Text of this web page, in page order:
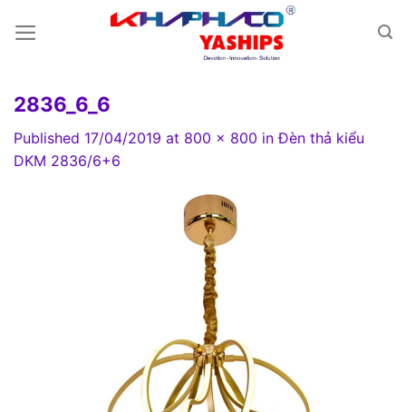
2836_6_6
Published 17/04/2019 at 800 × 800 inĐèn thả kiểu
DKM 2836/6+6